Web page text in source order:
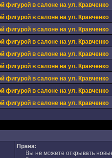
фигурой в салоне на ул. Кравченко
фигурой в салоне на ул. Кравченко
фигурой в салоне на ул. Кравченко
фигурой в салоне на ул. Кравченко
фигурой в салоне на ул. Кравченко
фигурой в салоне на ул. Кравченко
фигурой в салоне на ул. Кравченко
фигурой в салоне на ул. Кравченко
фигурой в салоне на ул. Кравченко
Права:
Вы не можете открывать